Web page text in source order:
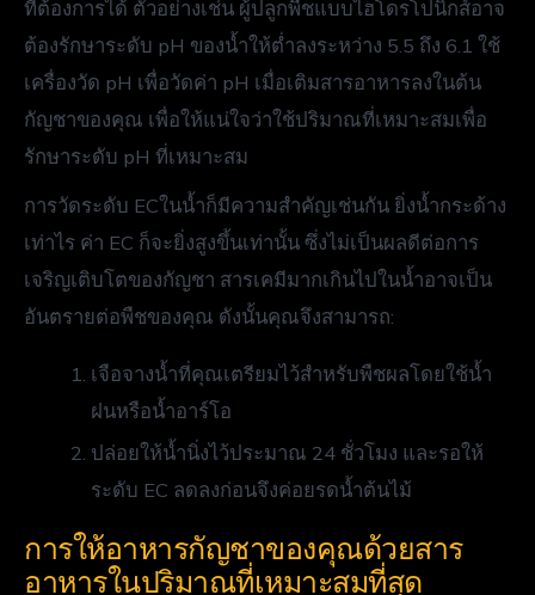
ที่ต้องการได้ ตัวอย่างเช่น ผู้ปลูกพืชแบบไฮโดรโปนิกส์อาจ
ต้องรักษาระดับ pH ของน้ำให้ต่ำลงระหว่าง 5.5 ถึง 6.1 ใช้
เครื่องวัด pH เพื่อวัดค่า pH เมื่อเติมสารอาหารลงในต้น
กัญชาของคุณ เพื่อให้แน่ใจว่าใช้ปริมาณที่เหมาะสมเพื่อ
รักษาระดับ pH ที่เหมาะสม
การวัดระดับ ECในน้ำก็มีความสำคัญเช่นกัน ยิ่งน้ำกระด้าง
เท่าไร ค่า EC ก็จะยิ่งสูงขึ้นเท่านั้น ซึ่งไม่เป็นผลดีต่อการ
เจริญเติบโตของกัญชา สารเคมีมากเกินไปในน้ำอาจเป็น
อันตรายต่อพืชของคุณ ดังนั้นคุณจึงสามารถ:
เจือจางน้ำที่คุณเตรียมไว้สำหรับพืชผลโดยใช้น้ำ
ฝนหรือน้ำอาร์โอ
ปล่อยให้น้ำนิ่งไว้ประมาณ 24 ชั่วโมง และรอให้
ระดับ EC ลดลงก่อนจึงค่อยรดน้ำต้นไม้
การให้อาหารกัญชาของคุณด้วยสาร
อาหารในปริมาณที่เหมาะสมที่สุด